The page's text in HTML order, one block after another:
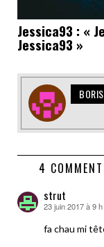
Jessica93 : «
Jessica93 »
4
strut
dit :
23 juin 2017 à 9
fa chau mi